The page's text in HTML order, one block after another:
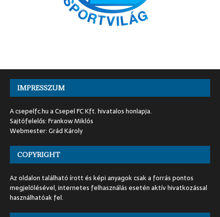
IMPRESSZUM
A csepelfc.hu a Csepel FC Kft. hivatalos honlapja.
Sajtófelelős: Frankow Miklós
Webmester: Grád Károly
COPYRIGHT
Az oldalon található írott és képi anyagok csak a forrás pontos
megjelölésével, internetes felhasználás esetén aktív hivatkozással
használhatóak fel.